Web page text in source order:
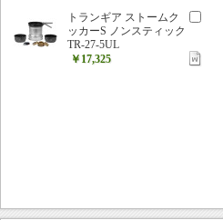
トランギア ストームク
ッカーS ノンスティック
TR-27-5UL
￥17,325